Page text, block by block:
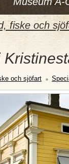
fiske och
och sjöfart